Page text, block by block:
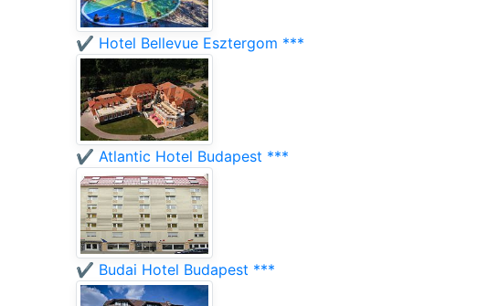
✔️ Hotel Bellevue Esztergom ***
✔️ Atlantic Hotel Budapest ***
✔️ Budai Hotel Budapest ***